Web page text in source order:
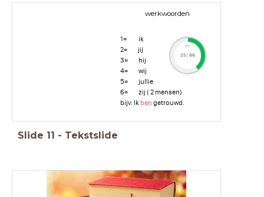
werkwoorden
1= ik
2= jij
3= hij
4= wij
5= jullie
6= zij ( 2 mensen)
bijv: Ik ben getrouwd.
timer
25:00
Slide 11 - Tekstslide